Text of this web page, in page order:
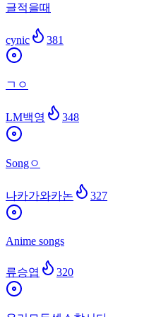
글적을때
cynic 381
ㄱㅇ
LM백영 348
Songㅇ
나카가와카논 327
Anime songs
류승엽 320